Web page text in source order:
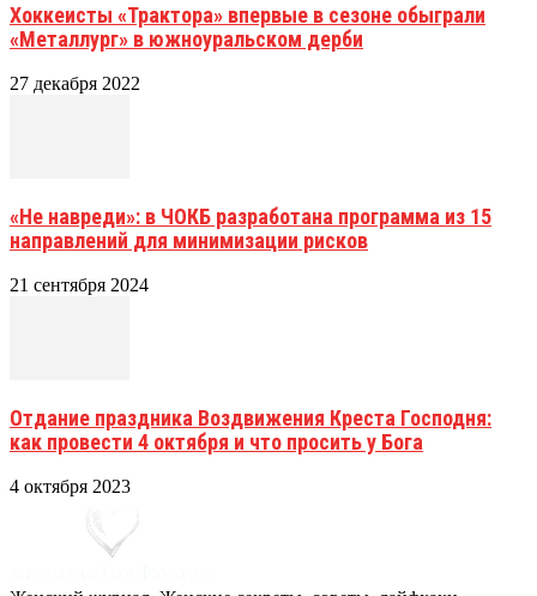
Хоккеисты «Трактора» впервые в сезоне обыграли
«Металлург» в южноуральском дерби
27 декабря 2022
«Не навреди»: в ЧОКБ разработана программа из 15
направлений для минимизации рисков
21 сентября 2024
Отдание праздника Воздвижения Креста Господня:
как провести 4 октября и что просить у Бога
4 октября 2023